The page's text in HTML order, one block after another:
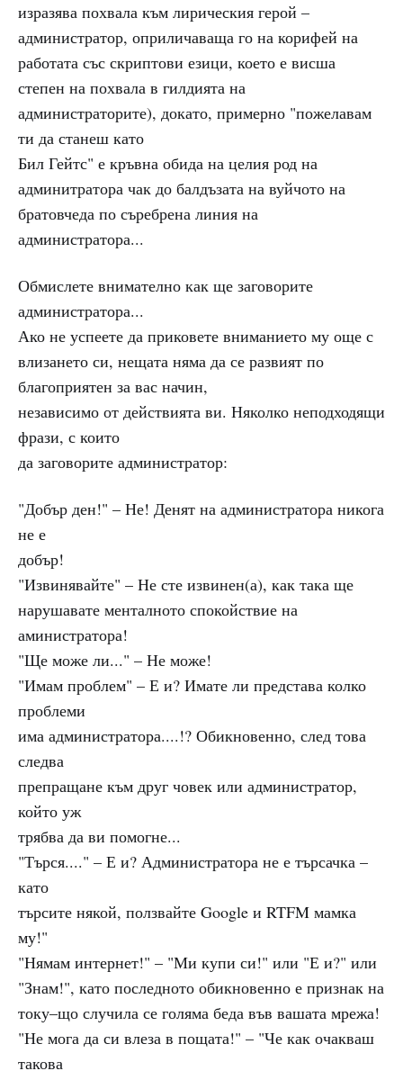
изразява похвала към лирическия герой –
администратор, оприличаваща го на корифей на
работата със скриптови езици, което е висша
степен на похвала в гилдията на
администраторите), докато, примерно "пожелавам
ти да станеш като
Бил Гейтс" е кръвна обида на целия род на
админитратора чак до балдъзата на вуйчото на
братовчеда по съребрена линия на
администратора...
Обмислете внимателно как ще заговорите
администратора...
Ако не успеете да приковете вниманието му още с
влизането си, нещата няма да се развият по
благоприятен за вас начин,
независимо от действията ви. Няколко неподходящи
фрази, с които
да заговорите администратор:
"Добър ден!" – Не! Денят на администратора никога
не е
добър!
"Извинявайте" – Не сте извинен(а), как така ще
нарушавате менталното спокойствие на
аминистратора!
"Ще може ли..." – Не може!
"Имам проблем" – Е и? Имате ли представа колко
проблеми
има администратора....!? Обикновенно, след това
следва
препращане към друг човек или администратор,
който уж
трябва да ви помогне...
"Търся...." – Е и? Администратора не е търсачка –
като
търсите някой, ползвайте Google и RTFM мамка
му!"
"Нямам интернет!" – "Ми купи си!" или "Е и?" или
"Знам!", като последното обикновенно е признак на
току–що случила се голяма беда във вашата мрежа!
"Не мога да си влеза в пощата!" – "Че как очакваш
такова